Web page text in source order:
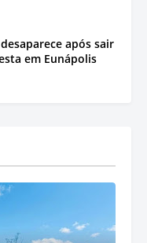
após sair
em Eunápolis